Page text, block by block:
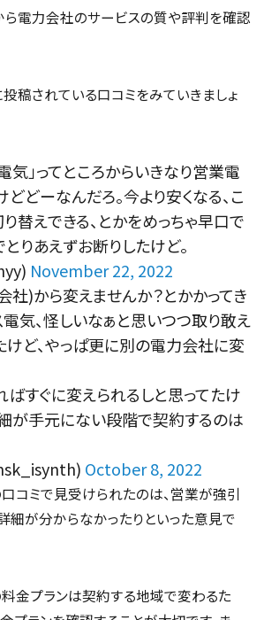
ら電力会社のサービスの質や評判を確認
稿されている口コミをみていきましょ
気」ってところからいきなり営業電
どーなんだろ。今より安くなる、こ
替えできる、とかをめっちゃ早口で
りあえずお断りしたけど。
November 22, 2022
社)から変えませんか？とかかってき
気、怪しいなぁと思いつつ取り敢え
ど、やっぱ更に別の電力会社に変
すぐに変えられるしと思ってたけ
細が手元にない段階で契約するのは
October 8, 2022
コミで見受けられたのは、営業が強引
細が分からなかったりといった意見で
金プランは契約する地域で変わるた